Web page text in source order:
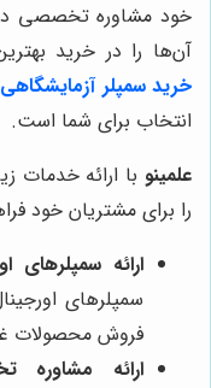
خود مشاوره تخصصی
آن‌ها را در خرید
خرید سمپلر آزمایشگاهی
انتخاب برای شما است.
علمینو با ارائه
را برای مشتریان خود
ارائه سمپلرهای
سمپلرهای
فروش محصولات
ارائه